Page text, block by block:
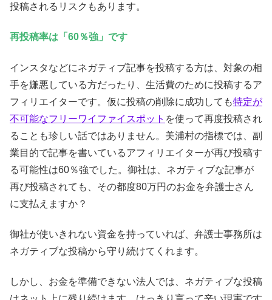
投稿されるリスクもあります。
再投稿率は「60％強」です
インスタなどにネガティブ記事を投稿する方は、対象の相
手を嫌悪している方だったり、生活費のために投稿するア
フィリエイターです。仮に投稿の削除に成功しても特定が
不可能なフリーワイファイスポット を使って再度投稿され
ることも珍しい話ではありません。美浦村の指標では、副
業目的で記事を書いているアフィリエイターが再び投稿す
る可能性は60％強でした。御社は、ネガティブな記事が
再び投稿されても、その都度80万円のお金を弁護士さん
に支払えますか？
御社が使いきれない資金を持っていれば、弁護士事務所は
ネガティブな投稿から守り続けてくれます。
しかし、お金を準備できない法人では、ネガティブな投稿